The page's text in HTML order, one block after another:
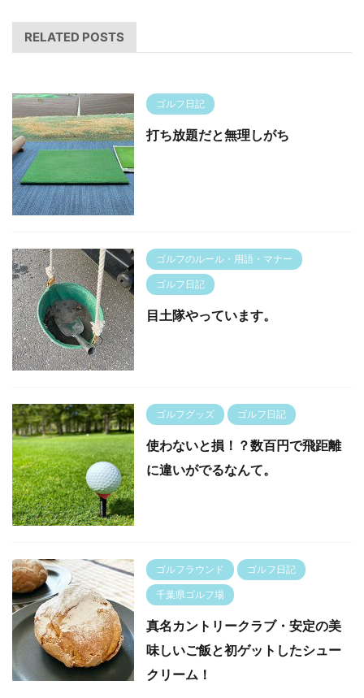
RELATED POSTS
ゴルフ日記
打ち放題だと無理しがち
ゴルフのルール・用語・マナー
ゴルフ日記
目土隊やっています。
ゴルフグッズ ゴルフ日記
使わないと損！？数百円で飛距離
に違いがでるなんて。
ゴルフラウンド ゴルフ日記
千葉県ゴルフ場
真名カントリークラブ・安定の美
味しいご飯と初ゲットしたシュー
クリーム！